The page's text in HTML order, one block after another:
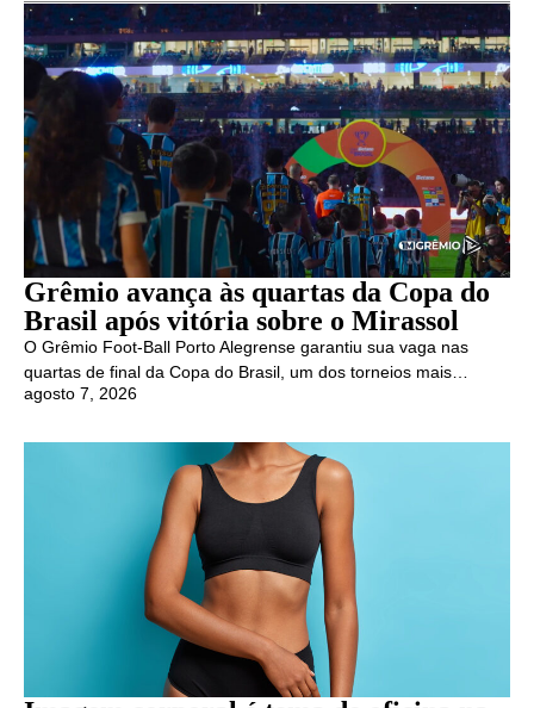
Grêmio avança às quartas da Copa do
Brasil após vitória sobre o Mirassol
O Grêmio Foot-Ball Porto Alegrense garantiu sua vaga nas
quartas de final da Copa do Brasil, um dos torneios mais…
agosto 7, 2026